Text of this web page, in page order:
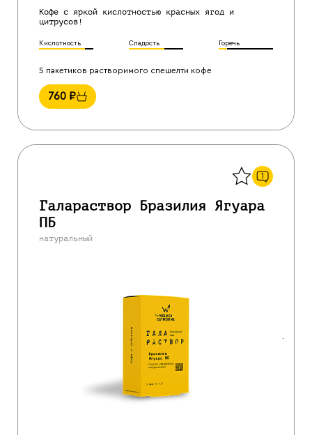
Кофе с яркой кислотностью красных ягод и
цитрусов!
Кислотность Сладость Горечь
5 пакетиков растворимого спешелти кофе
760 ₽
1
Галараствор Бразилия Ягуара
ПБ
натуральный